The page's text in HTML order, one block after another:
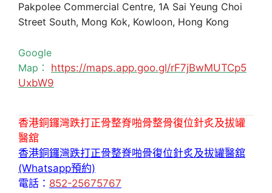
Pakpolee Commercial Centre, 1A Sai Yeung Choi
Street South, Mong Kok, Kowloon, Hong Kong
Google
Map： https://maps.app.goo.gl/rF7jBwMUTCp5
UxbW9
香港銅鑼灣跌打正骨整脊啪骨整骨復位針炙及拔罐
醫舘
香港銅鑼灣跌打正骨整脊啪骨復位針炙及拔罐醫舘
(Whatsapp預約)
電話： 852-25675767